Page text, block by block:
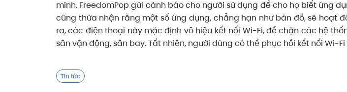
mình. FreedomPop gửi cảnh báo cho người sử dụng để cho họ biết ứng
cũng thừa nhận rằng một số ứng dụng, chẳng hạn như bản đồ, sẽ hoạt
ra, các điện thoại này mặc định vô hiệu kết nối Wi-Fi, để chặn các hệ
sân vận động, sân bay. Tất nhiên, người dùng có thể phục hồi kết nối Wi-
Tin tức